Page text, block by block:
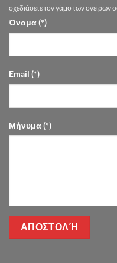
σχεδιάσετε τον γάμο των
Όνομα (*)
Email (*)
Μήνυμα (*)